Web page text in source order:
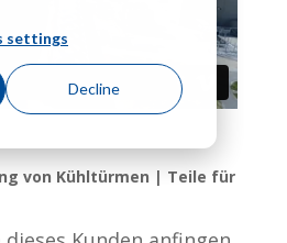
settings
Decline
von Kühltürmen | Teile für